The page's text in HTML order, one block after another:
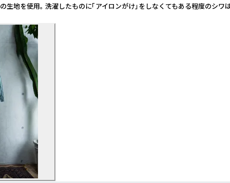
使用。 洗濯したものに「アイロンがけ」をしなくてもある程度の